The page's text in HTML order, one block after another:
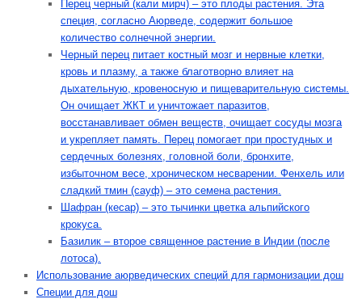
Перец черный (кали мирч) – это плоды растения. Эта
специя, согласно Аюрведе, содержит большое
количество солнечной энергии.
Черный перец питает костный мозг и нервные клетки,
кровь и плазму, а также благотворно влияет на
дыхательную, кровеносную и пищеварительную системы.
Он очищает ЖКТ и уничтожает паразитов,
восстанавливает обмен веществ, очищает сосуды мозга
и укрепляет память. Перец помогает при простудных и
сердечных болезнях, головной боли, бронхите,
избыточном весе, хроническом несварении. Фенхель или
сладкий тмин (сауф) – это семена растения.
Шафран (кесар) – это тычинки цветка альпийского
крокуса.
Базилик – второе священное растение в Индии (после
лотоса).
Использование аюрведических специй для гармонизации дош
Специи для дош